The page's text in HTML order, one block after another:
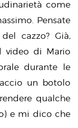
come
Pensate
cazzo? Già,
video di Mario
durante le
un botolo
qualche
e mi dico che